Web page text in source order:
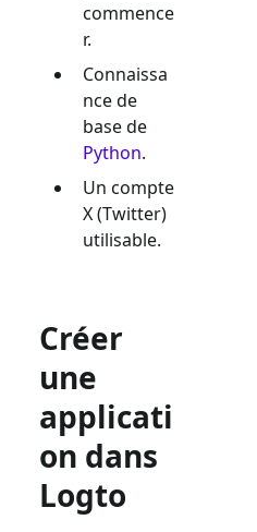
commence
r.
Connaissa
nce de
base de
Python.
Un compte
X (Twitter)
utilisable.
Créer
une
applicati
on dans
Logto